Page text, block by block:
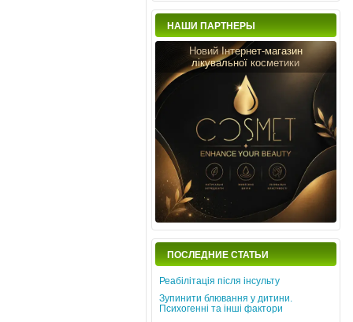
НАШИ ПАРТНЕРЫ
Новий Інтернет-магазин
лікувальної косметики
ПОСЛЕДНИЕ СТАТЬИ
Реабілітація після інсульту
Зупинити блювання у дитини.
Психогенні та інші фактори